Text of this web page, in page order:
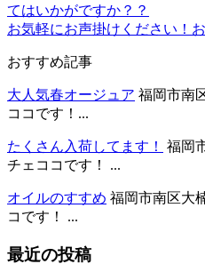
てはいかがですか？？
お気軽にお声掛けください！
おすすめ記事
大人気春オージュア 福岡市南
ココです！...
たくさん入荷してます！
福岡
チェココです！ ...
オイルのすすめ 福岡市南区大
コです！ ...
最近の投稿